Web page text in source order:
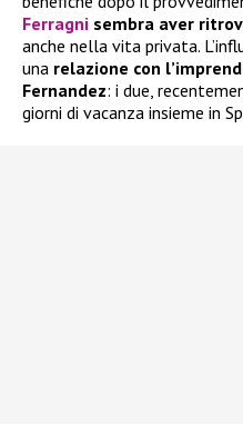
Ferragni sembra aver
anche nella vita privata.
una relazione con
Fernandez: i due,
giorni di vacanza insieme in